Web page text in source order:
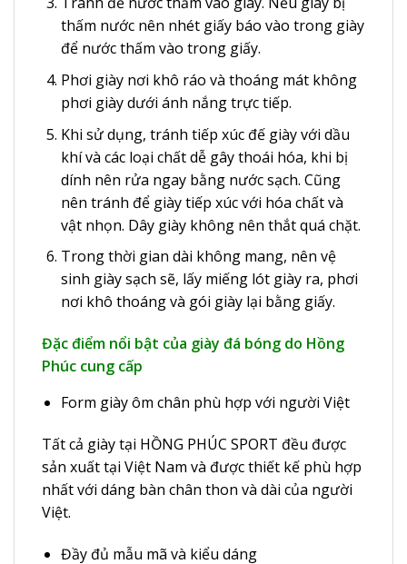
thấm nước nên nhét giấy báo vào trong giày
để nước thấm vào trong giấy.
Phơi giày nơi khô ráo và thoáng mát không
phơi giày dưới ánh nắng trực tiếp.
Khi sử dụng, tránh tiếp xúc đế giày với dầu
khí và các loại chất dễ gây thoái hóa, khi bị
dính nên rửa ngay bằng nước sạch. Cũng
nên tránh để giày tiếp xúc với hóa chất và
vật nhọn. Dây giày không nên thắt quá chặt.
Trong thời gian dài không mang, nên vệ
sinh giày sạch sẽ, lấy miếng lót giày ra, phơi
nơi khô thoáng và gói giày lại bằng giấy.
Đặc điểm nổi bật của giày đá bóng do Hồng
Phúc cung cấp
Form giày ôm chân phù hợp với người Việt
Tất cả giày tại HỒNG PHÚC SPORT đều được
sản xuất tại Việt Nam và được thiết kế phù hợp
nhất với dáng bàn chân thon và dài của người
Việt.
Đầy đủ mẫu mã và kiểu dáng